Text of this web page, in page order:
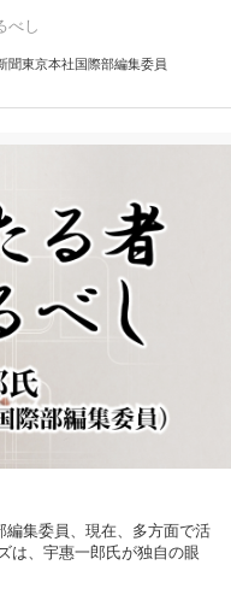
べし
聞東京本社国際部編集委員
集委員、現在、多方面で活
は、宇惠一郎氏が独自の眼